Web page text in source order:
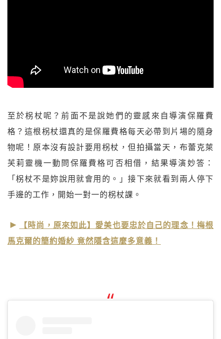
至於柺杖呢？前面不是說她們的靈感來自導演保羅費
格？這根柺杖還真的是保羅費格每天必帶到片場的隨身
物呢！原本沒有設計要用柺杖，但拍攝當天，布蕾克萊
芙莉靈機一動問保羅費格可否相借，結果導演妙答：
「柺杖不是妳說用就會用的。」接下來就看到兩人停下
手邊的工作，開始一對一的柺杖課。
【時尚，原來如此】愛美也要忠於自己的理念！梅根
馬克爾的簡約婚紗 竟然隱含這麼多意義！